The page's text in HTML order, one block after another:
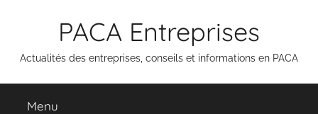
PACA Entreprises
Actualités des entreprises, conseils et informations en PACA
Menu